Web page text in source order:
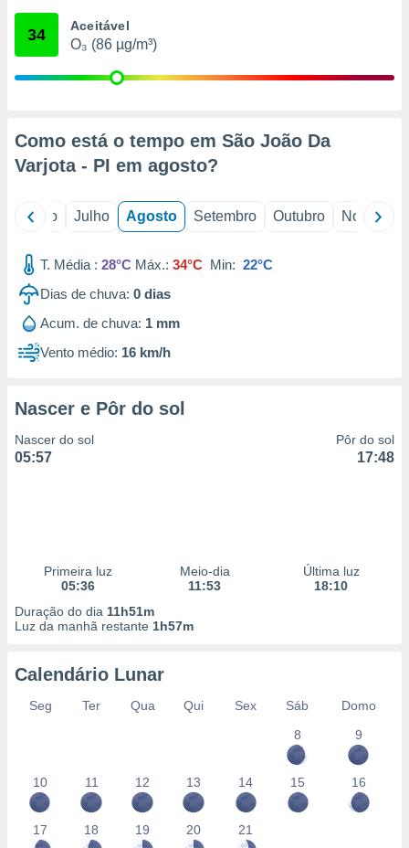
através
1199
34 Aceitável
O₃ (86 µg/m³)
Como está o tempo em São João Da
Varjota - PI em agosto?
Junho Julho Agosto Setembro Outubro Novembro
T. Média : 28°C Máx.: 34°C Min: 22°C
Dias de chuva: 0 dias
Acum. de chuva: 1 mm
Vento médio: 16 km/h
Nascer e Pôr do sol
Nascer do sol
05:57
Pôr do sol
17:48
Primeira luz
05:36
Meio-dia
11:53
Última luz
18:10
Duração do dia 11h51m
Luz da manhã restante 1h57m
Calendário Lunar
Seg Ter Qua Qui Sex Sáb
Domo
8
9
10 11 12 13 14 15 16
17 18 19 20 21